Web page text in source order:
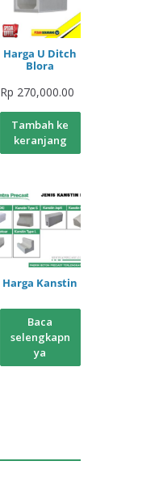
Harga U Ditch
Blora
Rp 270,000.00
Tambah ke
keranjang
Harga Kanstin
Baca
selengkapn
ya